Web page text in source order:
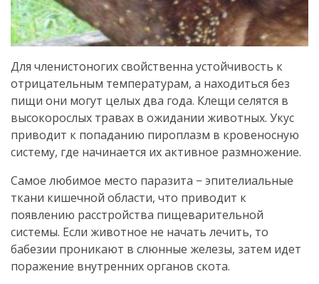
Для членистоногих свойственна устойчивость к
отрицательным температурам, а находиться без
пищи они могут целых два года. Клещи селятся в
высокорослых травах в ожидании животных. Укус
приводит к попаданию пироплазм в кровеносную
систему, где начинается их активное размножение.
Самое любимое место паразита − эпителиальные
ткани кишечной области, что приводит к
появлению расстройства пищеварительной
системы. Если животное не начать лечить, то
бабезии проникают в слюнные железы, затем идет
поражение внутренних органов скота.